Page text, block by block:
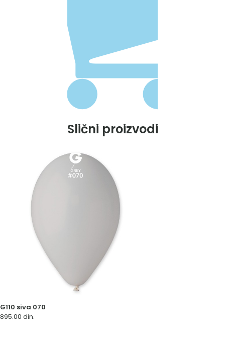
Slični proizvodi
G110 siva 070
895.00 din.